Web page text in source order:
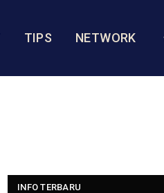
TIPS NETWORK
INFO TERBARU